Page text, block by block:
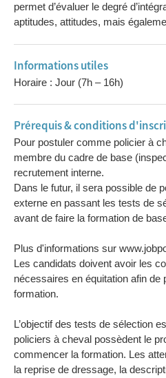
permet d’évaluer le degré
aptitudes, attitudes, mais
Informations utiles
Horaire : Jour (7h – 16h)
Prérequis & conditions
Pour postuler comme policier à
membre du cadre de base
recrutement interne.
Dans le futur, il sera possible de
externe en passant les tests de
avant de faire la formation de
Plus d'informations sur
Les candidats doivent avoir les
nécessaires en équitation afin de
formation.
L’objectif des tests de sélection
policiers à cheval possèdent le
commencer la formation. Les
la reprise de dressage, la